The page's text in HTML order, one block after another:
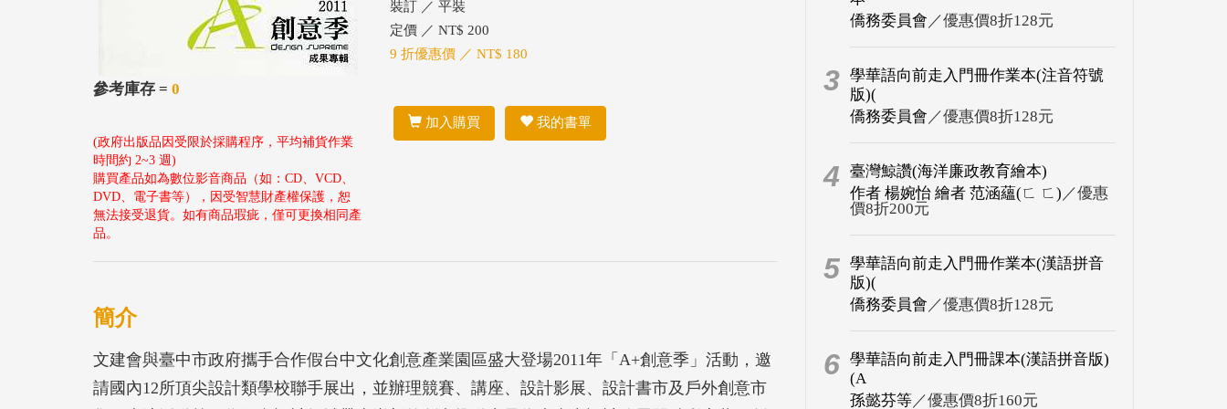
參考庫存 = 0
(政府出版品因受限於採購程序，平均補貨作業
時間約 2~3 週)
購買產品如為數位影音商品（如：CD、VCD、
DVD、電子書等），因受智慧財產權保護，恕
無法接受退貨。如有商品瑕疵，僅可更換相同產
品。
裝訂 ／ 平裝
定價 ／ NT$ 200
9 折優惠價 ／ NT$ 180
加入購買 我的書單
簡介
文建會與臺中市政府攜手合作假台中文化創意產業園區盛大登場2011年「A+創意季」活動，邀
請國內12所頂尖設計類學校聯手展出，並辦理競賽、講座、設計影展、設計書市及戶外創意市
僑務委員會 ／優惠價8折128元
3 學華語向前走入門冊作業本(注音符號
版)(
僑務委員會 ／優惠價8折128元
4
臺灣鯨讚(海洋廉政教育繪本)
作者 楊婉怡 繪者 范涵蘊(ㄈ ㄈ) ／優惠
價8折200元
5 學華語向前走入門冊作業本(漢語拼音
版)(
僑務委員會 ／優惠價8折128元
6 學華語向前走入門冊課本(漢語拼音版)
(A
孫懿芬等／優惠價8折160元